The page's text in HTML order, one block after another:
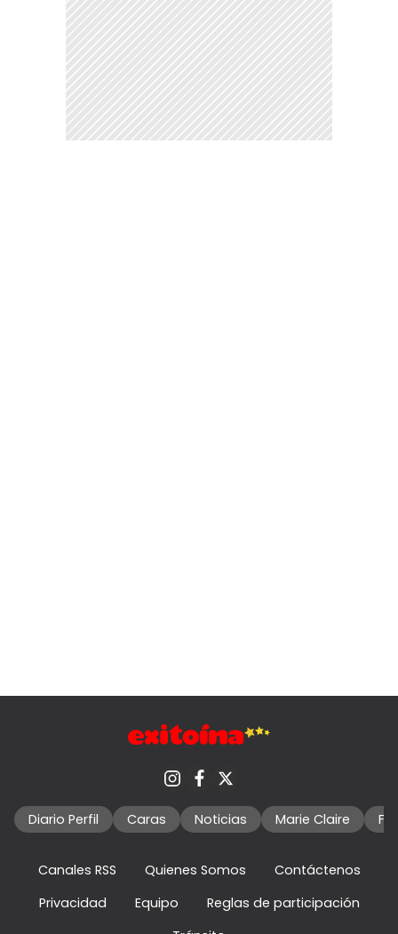
Diario Perfil Caras Noticias Marie Claire
Canales RSS Quienes Somos
Contáctenos
Privacidad
Equipo
Reglas de participación